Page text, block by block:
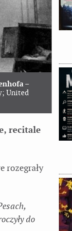
–
United
recitale
rozegrały
do